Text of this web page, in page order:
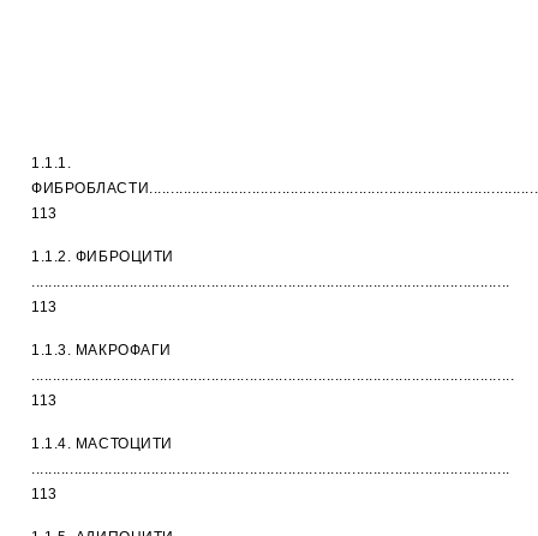
1.1.1.
113
1.1.2. ФИБРОЦИТИ
................................................................................................................
113
1.1.3. МАКРОФАГИ
.................................................................................................................
113
1.1.4. МАСТОЦИТИ
................................................................................................................
113